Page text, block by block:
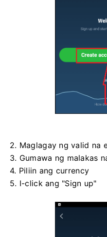
2. Maglagay ng valid na
3. Gumawa ng malakas
4. Piliin ang currency
5. I-click ang "Sign up"